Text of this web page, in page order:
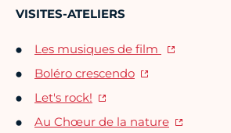
VISITES-ATELIERS
Les musiques de film
Boléro crescendo
Let's rock!
Au Chœur de la nature